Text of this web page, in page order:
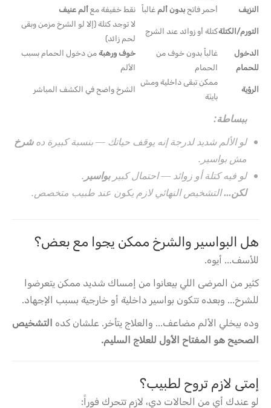
النزيف أحمر فاتح بدون ألم غالباً نقط خفيفة مع ألم عنيف
التورم/الكتلةكتلة أو زوائد عند الشرج
لا توجد كتلة (إلا لو الشرخ مزمن وبقى
لحم زائد)
الدخول
للحمام
غالباً بدون خوف من
الحمام
خوف ورهبة من دخول الحمام بسبب
الألم
الرؤية
ممكن تبقى داخلية ومش
باينَة
الشرخ واضح في الكشف المباشر
ببساطة:
لو الألم شديد لدرجة إنه يوقف حياتك — بنسبة كبيرة دهشرخ
مش بواسير.
لو فيه كتلة أو زوائد — احتمال كبيربواسير .
لكن...التشخيص النهائي لازم يكون عند طبيب متخصص.
هل البواسير والشرخ ممكن يجوا مع بعض؟
للأسف... أيوه.
كثير من المرضى اللي بيعانوا من إمساك شديد ممكن يتعرضوا
للشرخ... وبعده تتكون بواسير داخلية أو خارجية بسبب الإجهاد.
وده بيخلي الألم مضاعف... والعلاج يتأخر. علشان كده التشخيص
الصحيح هو المفتاح الأول للعلاج السليم.
إمتى لازم تروح لطبيب؟
لو عندك أي من الحالات دي، لازم تتحرك فوراً: